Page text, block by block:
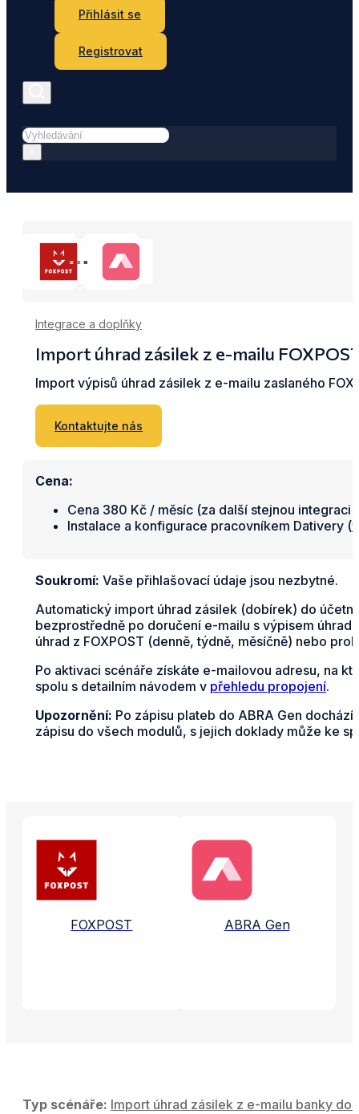
Přihlásit se
Registrovat
Hledat
Integrace a doplňky
Import úhrad zásilek z e-mailu
Import výpisů úhrad zásilek z e-mailu zaslaného
Kontaktujte nás
Cena:
Cena 380 Kč / měsíc (za další stejnou integraci
Instalace a konfigurace pracovníkem Dativery (
Soukromí: Vaše přihlašovací údaje jsou nezbytné.
Automatický import úhrad zásilek (dobírek) do
bezprostředně po doručení e-mailu s výpisem
úhrad z FOXPOST (denně, týdně, měsíčně) nebo
Po aktivaci scénáře získáte e-mailovou adresu, na
spolu s detailním návodem v přehledu propojení.
Upozornění: Po zápisu plateb do ABRA Gen
zápisu do všech modulů, s jejich doklady může ke
Propojené aplikace a služby
FOXPOST ABRA Gen
Typ scénáře: Import úhrad zásilek z e-mailu banky do